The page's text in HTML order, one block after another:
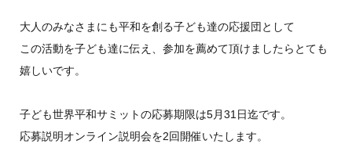
大人のみなさまにも平和を創る子ども達の応援団として
この活動を子ども達に伝え、参加を薦めて頂けましたらとても
嬉しいです。
子ども世界平和サミットの応募期限は5月31日迄です。
応募説明オンライン説明会を2回開催いたします。